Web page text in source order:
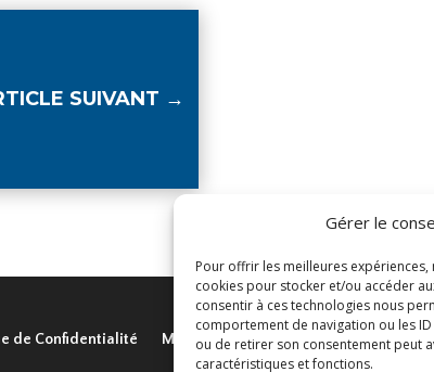
Gérer le
Pour offrir les meilleures
cookies pour stocker et/ou accéder
consentir à ces technologies nous
comportement de navigation ou les
ou de retirer son consentement peut
caractéristiques et fonctions.
SUIVANT →
de Confidentialité Mentions légales